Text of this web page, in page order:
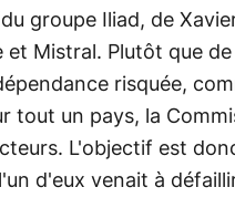
groupe Iliad, de
et Mistral. Plutôt que
risquée,
tout un pays, la
L'objectif est
d'eux venait à